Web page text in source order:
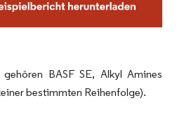
BASF SE, Alkyl Amines
bestimmten Reihenfolge).